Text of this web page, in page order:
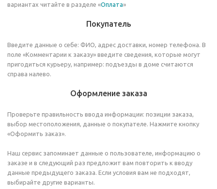
вариантах читайте в разделе «Оплата»
Покупатель
Введите данные о себе: ФИО, адрес доставки, номер телефона. В
поле «Комментарии к заказу» введите сведения, которые могут
пригодиться курьеру, например: подъезды в доме считаются
справа налево.
Оформление заказа
Проверьте правильность ввода информации: позиции заказа,
выбор местоположения, данные о покупателе. Нажмите кнопку
«Оформить заказ».
Наш сервис запоминает данные о пользователе, информацию о
заказе и в следующий раз предложит вам повторить к вводу
данные предыдущего заказа. Если условия вам не подходят,
выбирайте другие варианты.